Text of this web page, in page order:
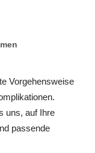
Vorgehensweise
uns, auf Ihre
passende